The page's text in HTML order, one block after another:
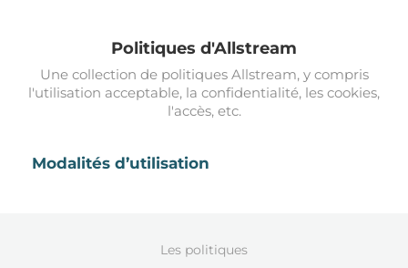
Politiques d'Allstream
Une collection de politiques Allstream, y compris
l'utilisation acceptable, la confidentialité, les cookies,
l'accès, etc.
Modalités d’utilisation
Les politiques